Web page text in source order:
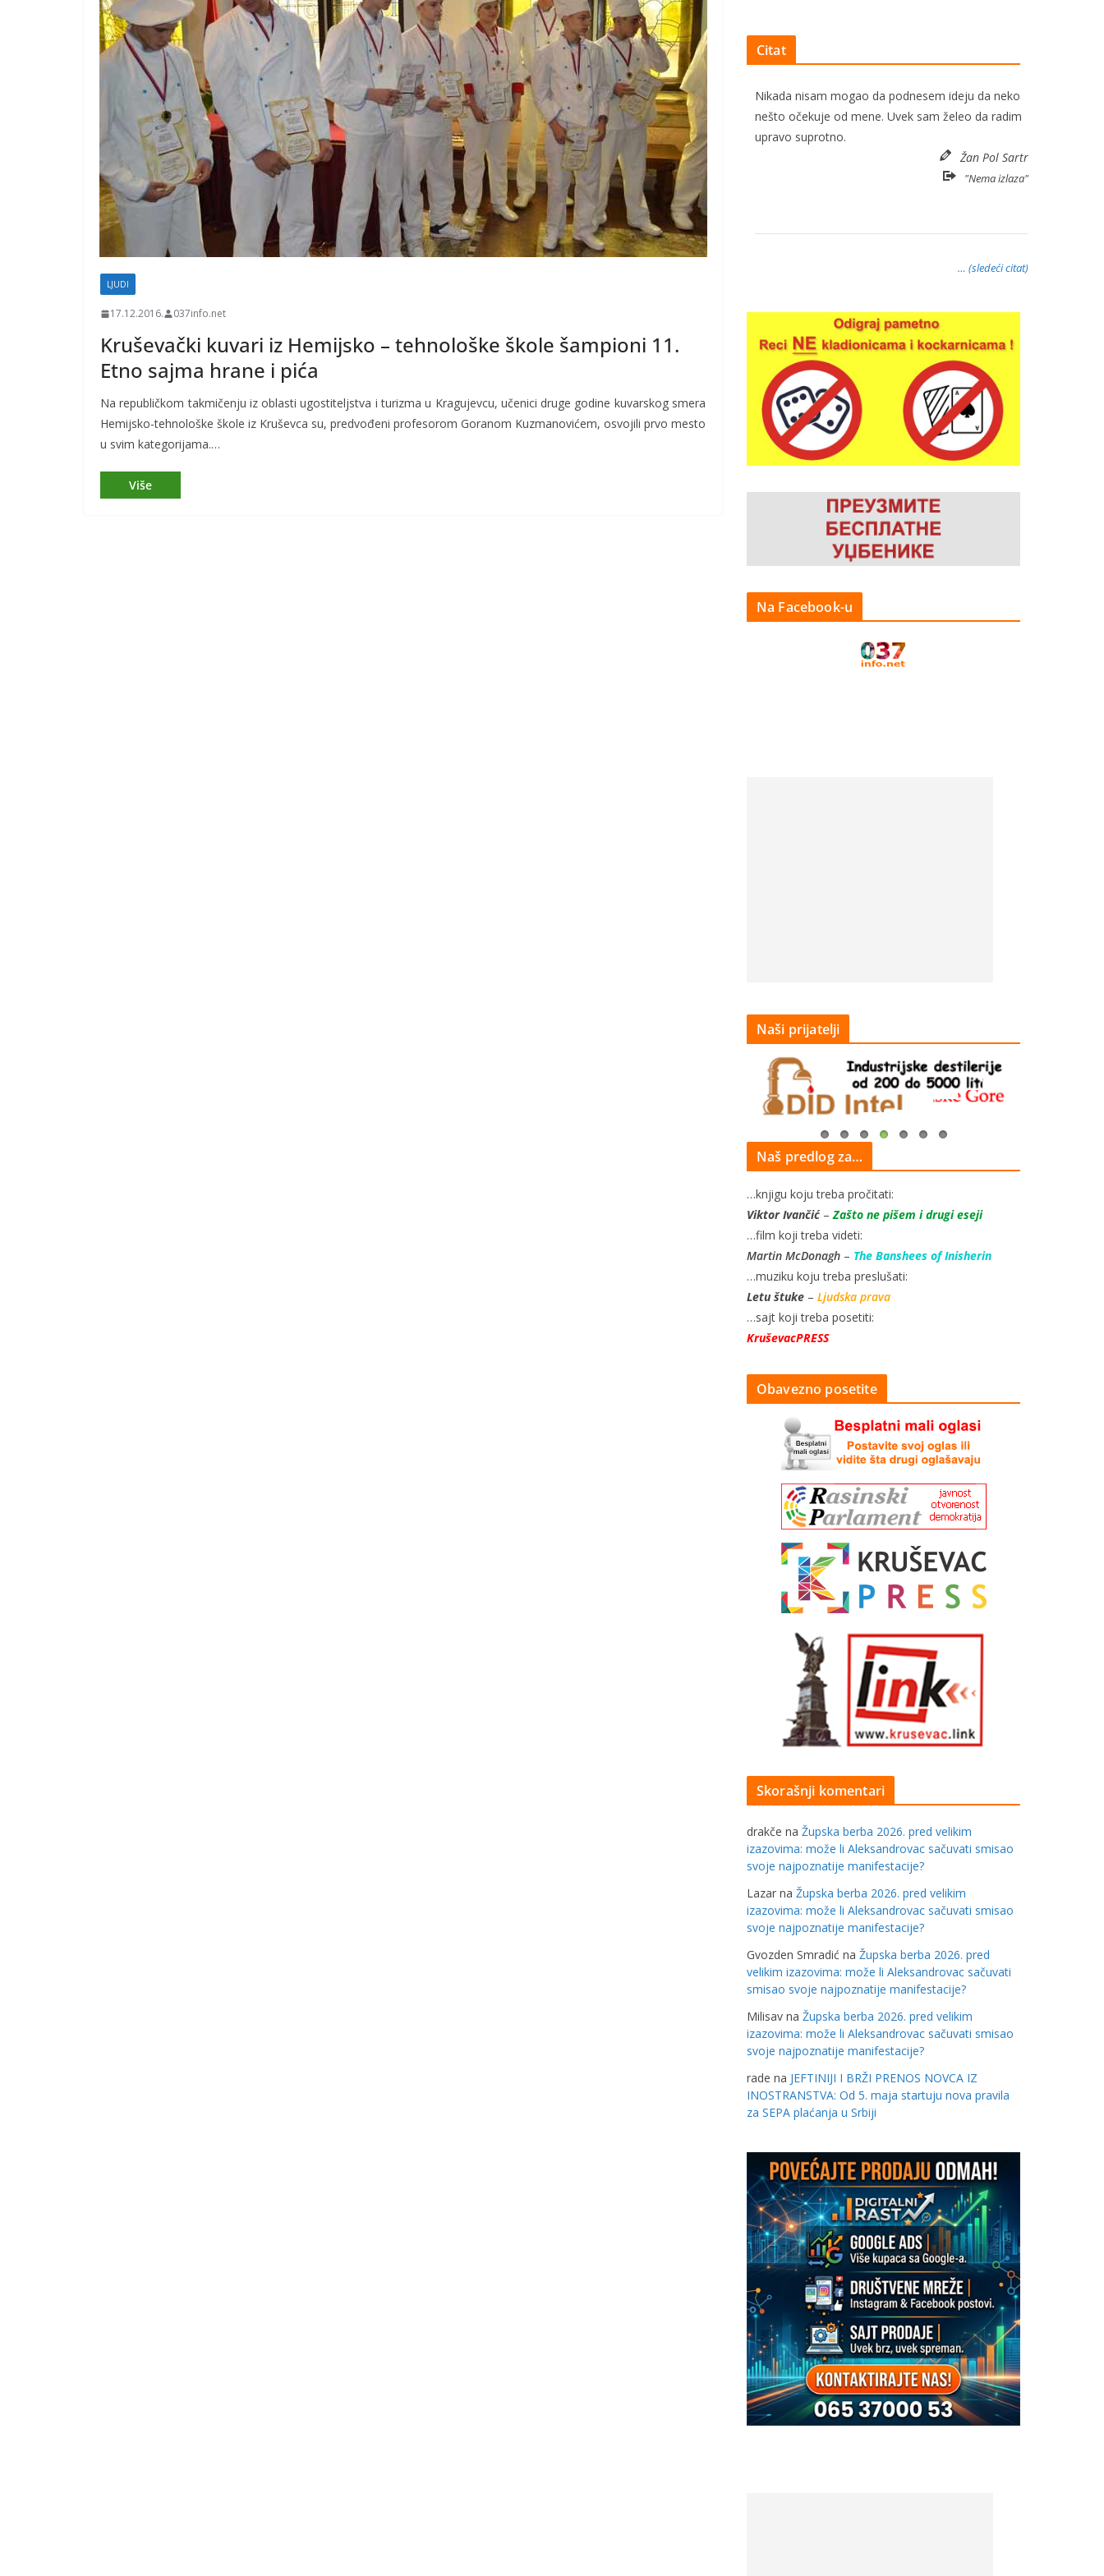
LJUDI
17.12.2016. 037info.net
Kruševački kuvari iz Hemijsko – tehnološke škole šampioni 11.
Etno sajma hrane i pića
Na republičkom takmičenju iz oblasti ugostiteljstva i turizma u Kragujevcu, učenici druge godine kuvarskog smera
Hemijsko-tehnološke škole iz Kruševca su, predvođeni profesorom Goranom Kuzmanovićem, osvojili prvo mesto
u svim kategorijama.…
Citat
Nikada nisam mogao da podnesem ideju da neko
nešto očekuje od mene. Uvek sam želeo da radim
upravo suprotno.
Žan Pol Sartr
"Nema izlaza"
… (sledeći citat)
Na Facebook-u
Naši prijatelji
Naš predlog za…
…knjigu koju treba pročitati:
Viktor Ivančić– Zašto ne pišem i drugi eseji
…film koji treba videti:
Martin McDonagh – The Banshees of Inisherin
…muziku koju treba preslušati:
Letu štuke – Ljudska prava
…sajt koji treba posetiti:
KruševacPRESS
Obavezno posetite
Skorašnji komentari
drakče na Župska berba 2026. pred velikim
izazovima: može li Aleksandrovac sačuvati smisao
svoje najpoznatije manifestacije?
Lazar na Župska berba 2026. pred velikim
izazovima: može li Aleksandrovac sačuvati smisao
svoje najpoznatije manifestacije?
Gvozden Smradić na Župska berba 2026. pred
velikim izazovima: može li Aleksandrovac sačuvati
smisao svoje najpoznatije manifestacije?
Milisav na Župska berba 2026. pred velikim
izazovima: može li Aleksandrovac sačuvati smisao
svoje najpoznatije manifestacije?
rade na JEFTINIJI I BRŽI PRENOS NOVCA IZ
INOSTRANSTVA: Od 5. maja startuju nova pravila
za SEPA plaćanja u Srbiji